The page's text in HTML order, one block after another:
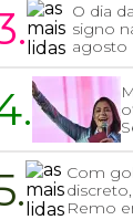
O dia
signo
agosto
Com
Remo